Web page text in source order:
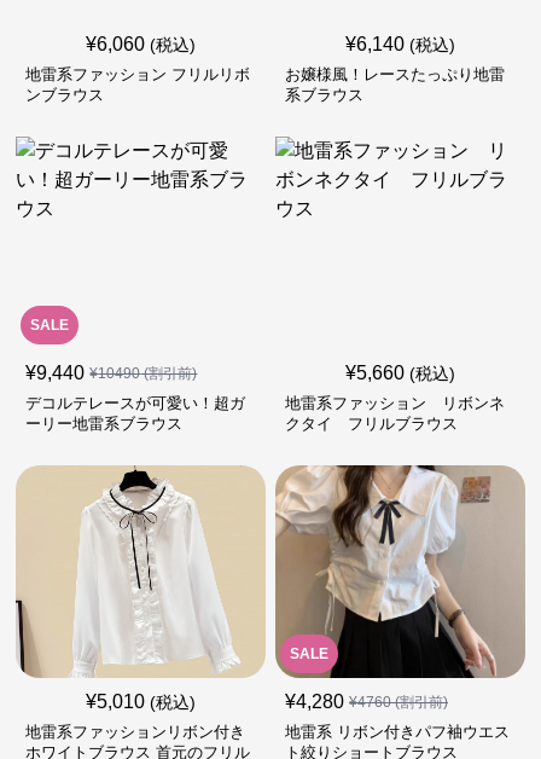
¥6,060 (税込)
地雷系ファッション フリルリボ
ンブラウス
¥6,140 (税込)
お嬢様風！レースたっぷり地雷
系ブラウス
SALE
¥9,440 ¥10490(割引前)
デコルテレースが可愛い！超ガ
ーリー地雷系ブラウス
¥5,660 (税込)
地雷系ファッション リボンネ
クタイ フリルブラウス
¥5,010 (税込)
地雷系ファッションリボン付き
ホワイトブラウス 首元のフリル
SALE
¥4,280 ¥4760(割引前)
地雷系 リボン付きパフ袖ウエス
ト絞りショートブラウス